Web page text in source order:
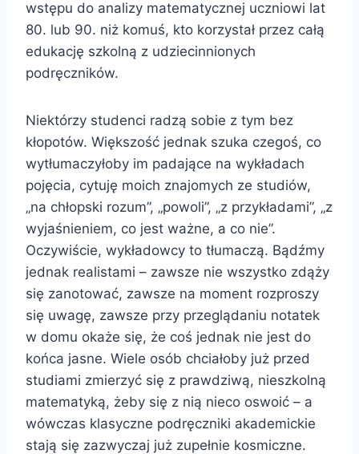
wstępu do analizy matematycznej uczniowi lat
80. lub 90. niż komuś, kto korzystał przez całą
edukację szkolną z udziecinnionych
podręczników.
Niektórzy studenci radzą sobie z tym bez
kłopotów. Większość jednak szuka czegoś, co
wytłumaczyłoby im padające na wykładach
pojęcia, cytuję moich znajomych ze studiów,
„na chłopski rozum”, „powoli”, „z przykładami”, „z
wyjaśnieniem, co jest ważne, a co nie”.
Oczywiście, wykładowcy to tłumaczą. Bądźmy
jednak realistami – zawsze nie wszystko zdąży
się zanotować, zawsze na moment rozproszy
się uwagę, zawsze przy przeglądaniu notatek
w domu okaże się, że coś jednak nie jest do
końca jasne. Wiele osób chciałoby już przed
studiami zmierzyć się z prawdziwą, nieszkolną
matematyką, żeby się z nią nieco oswoić – a
wówczas klasyczne podręczniki akademickie
stają się zazwyczaj już zupełnie kosmiczne.